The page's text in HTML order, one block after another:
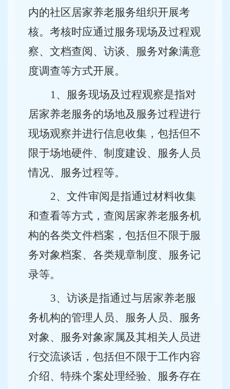
内的社区居家养老服务组织开展考
核。考核时应通过服务现场及过程观
察、文档查阅、访谈、服务对象满意
度调查等方式开展。
1、服务现场及过程观察是指对
居家养老服务的场地及服务过程进行
现场观察并进行信息收集，包括但不
限于场地硬件、制度建设、服务人员
情况、服务过程等。
2、文件审阅是指通过材料收集
和查看等方式，查阅居家养老服务机
构的各类文件档案，包括但不限于服
务对象档案、各类规章制度、服务记
录等。
3、访谈是指通过与居家养老服
务机构的管理人员、服务人员、服务
对象、服务对象家属及其相关人员进
行交流谈话，包括但不限于工作内容
介绍、特殊个案处理经验、服务存在